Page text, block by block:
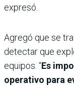
expresó.
Agregó que se
detectar que
equipos. “Es
operativo para